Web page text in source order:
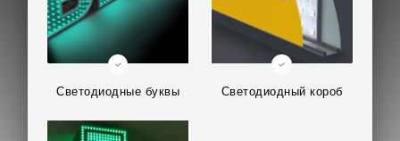
Светодиодные буквы Светодиодный короб